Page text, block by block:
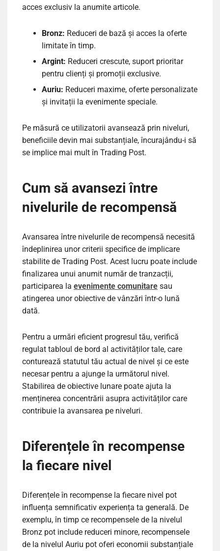
acces exclusiv la anumite articole.
Bronz: Reduceri de bază și acces la oferte
limitate în timp.
Argint: Reduceri crescute, suport prioritar
pentru clienți și promoții exclusive.
Auriu: Reduceri maxime, oferte personalizate
și invitații la evenimente speciale.
Pe măsură ce utilizatorii avansează prin niveluri,
beneficiile devin mai substanțiale, încurajându-i să
se implice mai mult în Trading Post.
Cum să avansezi între
nivelurile de recompensă
Avansarea între nivelurile de recompensă necesită
îndeplinirea unor criterii specifice de implicare
stabilite de Trading Post. Acest lucru poate include
finalizarea unui anumit număr de tranzacții,
participarea la evenimente comunitare sau
atingerea unor obiective de vânzări într-o lună
dată.
Pentru a urmări eficient progresul tău, verifică
regulat tabloul de bord al activităților tale, care
conturează statutul tău actual de nivel și ce este
necesar pentru a ajunge la următorul nivel.
Stabilirea de obiective lunare poate ajuta la
menținerea concentrării asupra activităților care
contribuie la avansarea pe niveluri.
Diferențele în recompense
la fiecare nivel
Diferențele în recompense la fiecare nivel pot
influența semnificativ experiența ta generală. De
exemplu, în timp ce recompensele de la nivelul
Bronz pot include reduceri minore, recompensele
de la nivelul Auriu pot oferi economii substanțiale